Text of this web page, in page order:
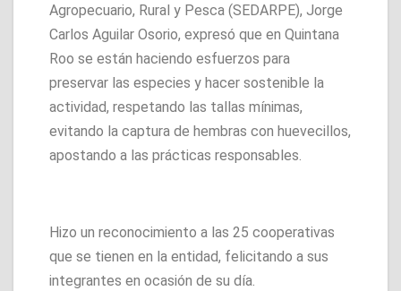
Agropecuario, Rural y Pesca (SEDARPE), Jorge
Carlos Aguilar Osorio, expresó que en Quintana
Roo se están haciendo esfuerzos para
preservar las especies y hacer sostenible la
actividad, respetando las tallas mínimas,
evitando la captura de hembras con huevecillos,
apostando a las prácticas responsables.
Hizo un reconocimiento a las 25 cooperativas
que se tienen en la entidad, felicitando a sus
integrantes en ocasión de su día.